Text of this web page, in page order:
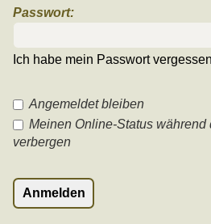
Passwort:
Ich habe mein Passwort vergessen
Angemeldet bleiben
Meinen Online-Status während
verbergen